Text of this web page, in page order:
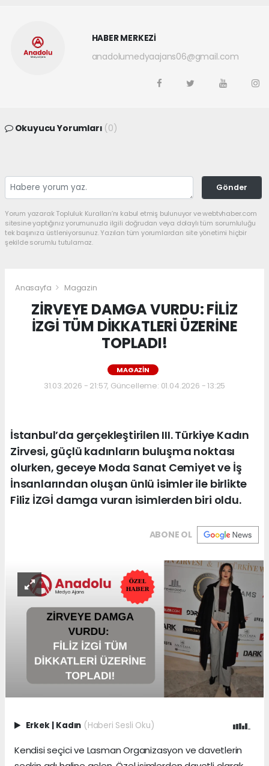
HABER MERKEZİ
anadolumedyaajans06@gmail.com
Okuyucu Yorumları (0)
Gönder
Yorum yazarak Topluluk Kuralları’nı kabul etmiş bulunuyor ve webtvhaber.com
sitesine yaptığınız yorumunuzla ilgili doğrudan veya dolaylı tüm sorumluluğu
tek başınıza üstleniyorsunuz. Yazılan tüm yorumlardan site yönetimi hiçbir
şekilde sorumlu tutulamaz.
Anasayfa Magazin
ZİRVEYE DAMGA VURDU: FİLİZ
İZGİ TÜM DİKKATLERİ ÜZERİNE
TOPLADI!
MAGAZIN
31.03.2026 - 21:57, Güncelleme: 01.04.2026 - 13:25
İstanbul’da gerçekleştirilen III. Türkiye Kadın
Zirvesi, güçlü kadınların buluşma noktası
olurken, geceye Moda Sanat Cemiyet ve İş
İnsanlarından oluşan ünlü isimler ile birlikte
Filiz İZGİ damga vuran isimlerden biri oldu.
ABONE OL
Erkek | Kadın (Haberi Sesli Oku)
Kendisi seçici ve Lasman Organizasyon ve davetlerin